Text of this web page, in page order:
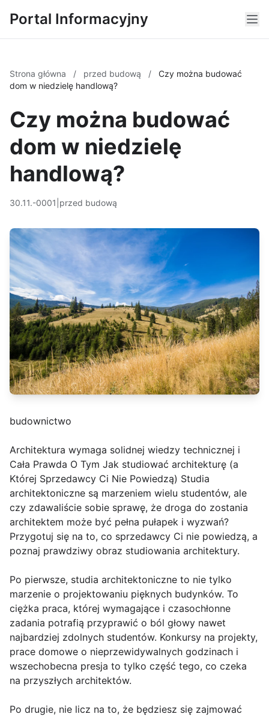
Portal Informacyjny
Strona główna / przed budową /
Czy można budować
dom w niedzielę handlową?
Czy można budować
dom w niedzielę
handlową?
30.11.-0001 przed budową
budownictwo
Architektura wymaga solidnej wiedzy technicznej i
Cała Prawda O Tym Jak studiować architekturę (a
Której Sprzedawcy Ci Nie Powiedzą) Studia
architektoniczne są marzeniem wielu studentów, ale
czy zdawaliście sobie sprawę, że droga do zostania
architektem może być pełna pułapek i wyzwań?
Przygotuj się na to, co sprzedawcy Ci nie powiedzą, a
poznaj prawdziwy obraz studiowania architektury.
Po pierwsze, studia architektoniczne to nie tylko
marzenie o projektowaniu pięknych budynków. To
ciężka praca, której wymagające i czasochłonne
zadania potrafią przyprawić o ból głowy nawet
najbardziej zdolnych studentów. Konkursy na projekty,
prace domowe o nieprzewidywalnych godzinach i
wszechobecna presja to tylko część tego, co czeka
na przyszłych architektów.
Po drugie, nie licz na to, że będziesz się zajmować